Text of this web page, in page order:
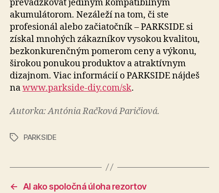
prevádzkovať jediným kompatibilným
akumulátorom. Nezáleží na tom, či ste
profesionál alebo začiatočník – PARKSIDE si
získal mnohých zákazníkov vysokou kvalitou,
bez­kon­ku­ren­čným pomerom ceny a výkonu,
širokou ponukou produktov a atraktívnym
dizajnom. Viac informácií o PARKSIDE nájdeš
nawww.parkside-diy.com/sk.
Autorka: Antónia Račková Paričiová.
ZnačkyPARKSIDE
←
AI ako spoločná úloha rezortov